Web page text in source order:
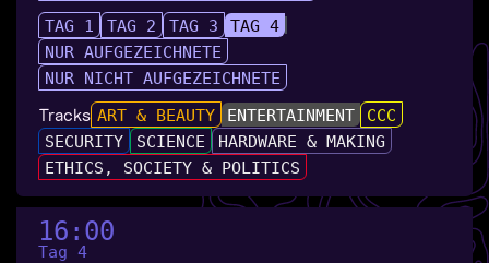
TAG 1
TAG 2 TAG 3
TAG 4
NUR AUFGEZEICHNETE
NUR NICHT AUFGEZEICHNETE
Tracks ART & BEAUTY ENTERTAINMENT
CCC
SECURITY
SCIENCE
HARDWARE & MAKING
ETHICS, SOCIETY & POLITICS
16:00
Tag 4